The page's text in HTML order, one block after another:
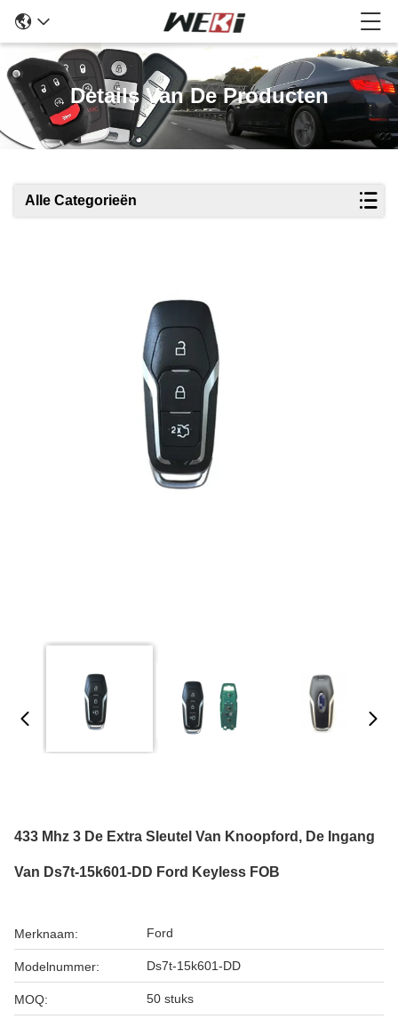
Details Van De Producten
Alle Categorieën
433 Mhz 3 De Extra Sleutel Van Knoopford, De Ingang
Van Ds7t-15k601-DD Ford Keyless FOB
Merknaam: Ford
Modelnummer: Ds7t-15k601-DD
MOQ: 50 stuks